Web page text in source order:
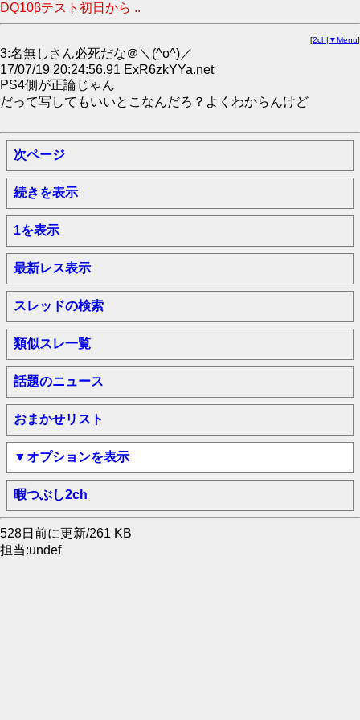
DQ10βテスト初日から ..
[2ch| ▼Menu]
3:名無しさん必死だな＠＼(^o^)／
17/07/19 20:24:56.91 ExR6zkYYa.net
PS4側が正論じゃん
だって写してもいいとこなんだろ？よくわからんけど
次ページ
続きを表示
1を表示
最新レス表示
スレッドの検索
類似スレ一覧
話題のニュース
おまかせリスト
▼オプションを表示
暇つぶし2ch
528日前に更新/261 KB
担当:undef